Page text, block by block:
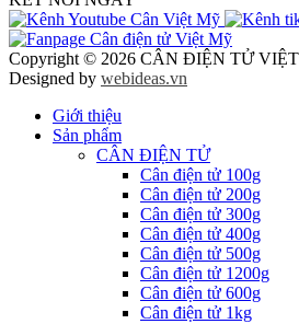
Copyright © 2026 CÂN ĐIỆN TỬ VIỆT
Designed by webideas.vn
Giới thiệu
Sản phẩm
CÂN ĐIỆN TỬ
Cân điện tử 100g
Cân điện tử 200g
Cân điện tử 300g
Cân điện tử 400g
Cân điện tử 500g
Cân điện tử 1200g
Cân điện tử 600g
Cân điện tử 1kg